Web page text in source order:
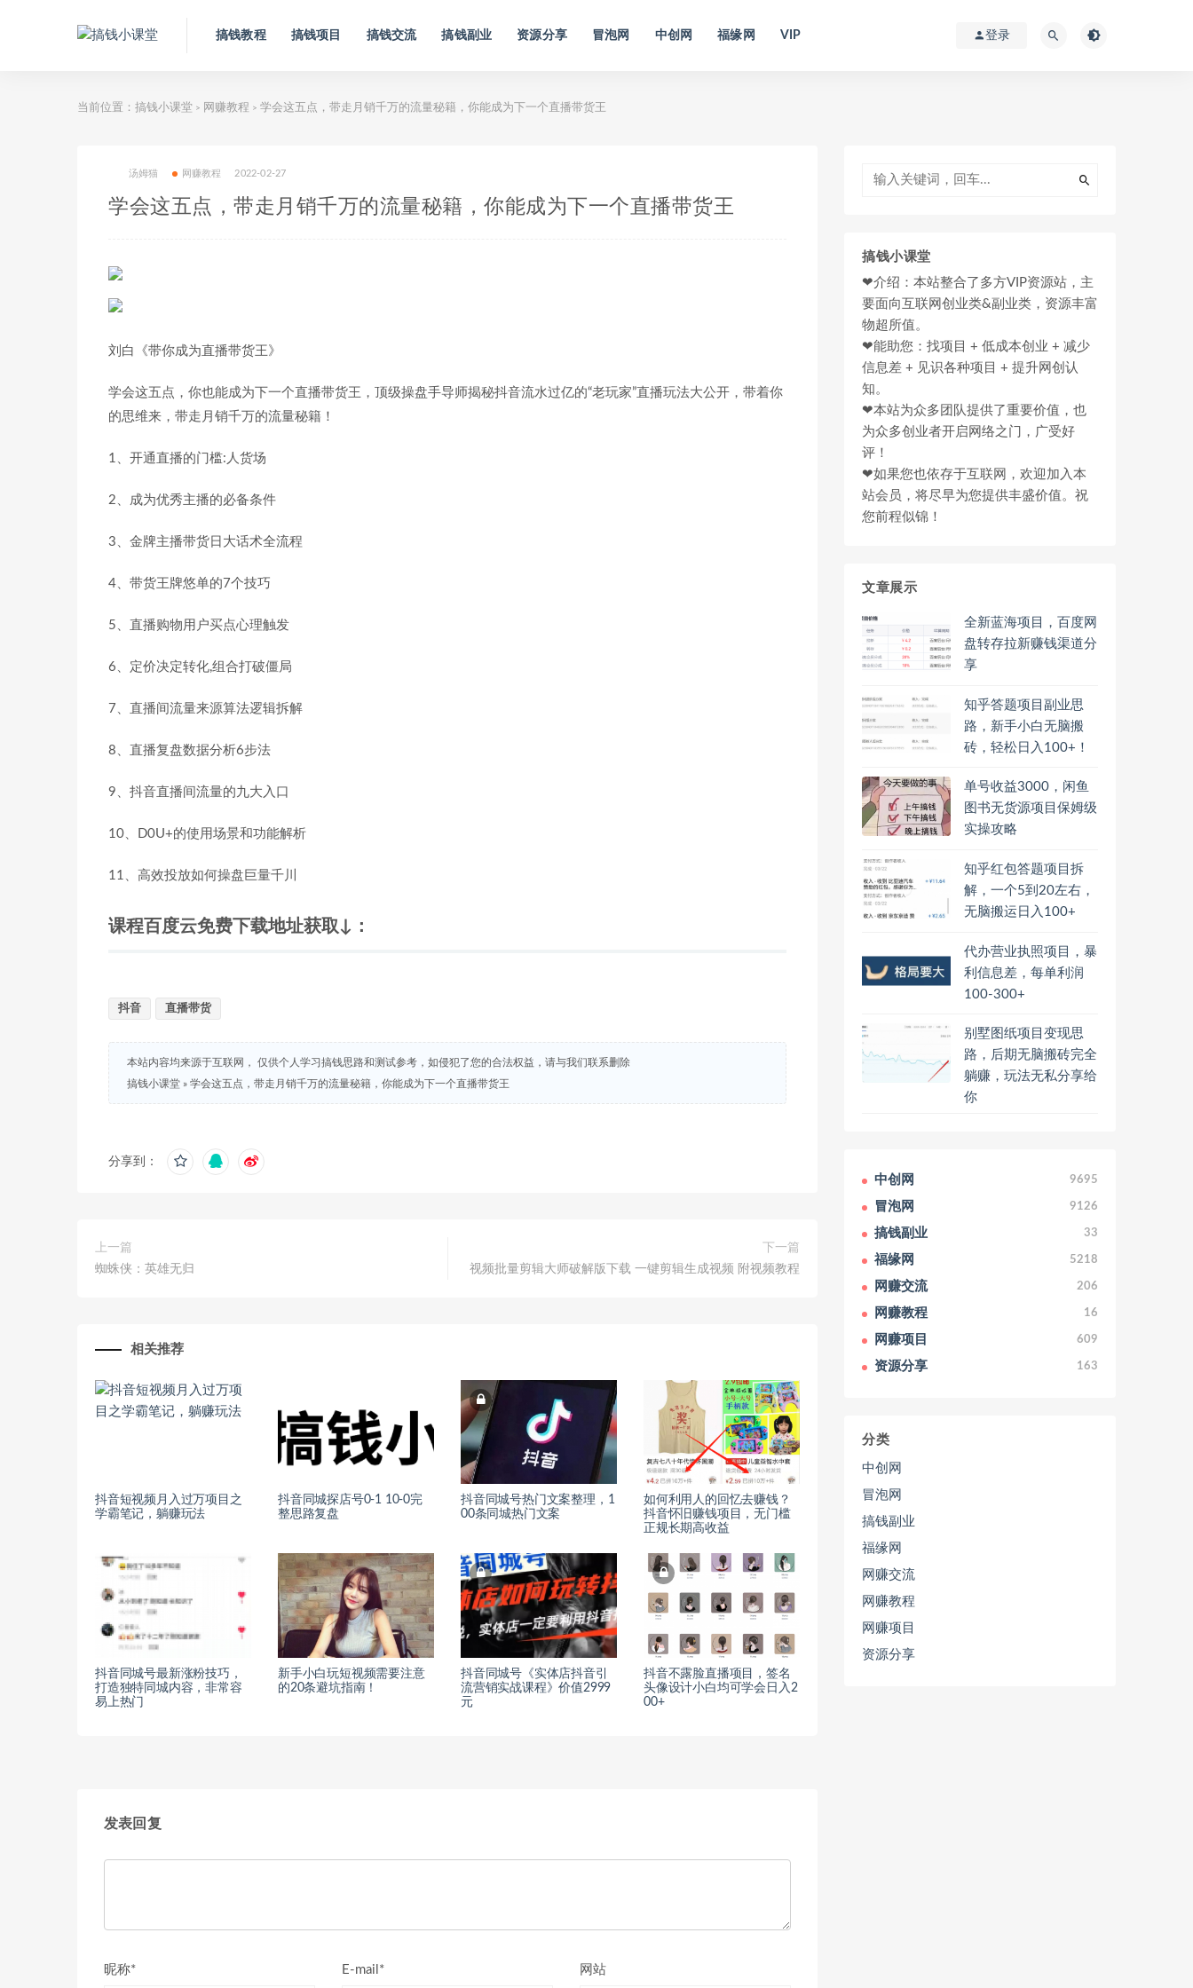
搞钱教程 搞钱项目 搞钱交流 搞钱副业 资源分享 冒泡网 中创网 福缘网 VIP 登录
当前位置： 搞钱小课堂 > 网赚教程 > 学会这五点，带走月销千万的流量秘籍，你能成为下一个直播带货王
汤姆猫 网赚教程 2022-02-27
学会这五点，带走月销千万的流量秘籍，你能成为下一个直播带货王
刘白《带你成为直播带货王》
学会这五点，你也能成为下一个直播带货王，顶级操盘手导师揭秘抖音流水过亿的“老玩家”直播玩法大公开，带着你
的思维来，带走月销千万的流量秘籍！
1、开通直播的门槛:人货场
2、成为优秀主播的必备条件
3、金牌主播带货日大话术全流程
4、带货王牌悠单的7个技巧
5、直播购物用户买点心理触发
6、定价决定转化,组合打破僵局
7、直播间流量来源算法逻辑拆解
8、直播复盘数据分析6步法
9、抖音直播间流量的九大入口
10、D0U+的使用场景和功能解析
11、高效投放如何操盘巨量千川
课程百度云免费下载地址获取↓：
抖音 直播带货
本站内容均来源于互联网， 仅供个人学习搞钱思路和测试参考，如侵犯了您的合法权益，请与我们联系删除
搞钱小课堂 » 学会这五点，带走月销千万的流量秘籍，你能成为下一个直播带货王
分享到：
上一篇
蜘蛛侠：英雄无归
下一篇
视频批量剪辑大师破解版下载 一键剪辑生成视频 附视频教程
相关推荐
抖音短视频月入过万项目之
学霸笔记，躺赚玩法
抖音同城探店号0-1 10-0完
整思路复盘
抖音同城号热门文案整理，1
00条同城热门文案
如何利用人的回忆去赚钱？
抖音怀旧赚钱项目，无门槛
正规长期高收益
抖音同城号最新涨粉技巧，
打造独特同城内容，非常容
易上热门
新手小白玩短视频需要注意
的20条避坑指南！
抖音同城号《实体店抖音引
流营销实战课程》价值2999
元
抖音不露脸直播项目，签名
头像设计小白均可学会日入2
00+
发表回复
昵称* E-mail* 网站
搞钱小课堂
❤介绍：本站整合了多方VIP资源站，主
要面向互联网创业类&副业类，资源丰富
物超所值。
❤能助您：找项目 + 低成本创业 + 减少
信息差 + 见识各种项目 + 提升网创认
知。
❤本站为众多团队提供了重要价值，也
为众多创业者开启网络之门，广受好
评！
❤如果您也依存于互联网，欢迎加入本
站会员，将尽早为您提供丰盛价值。祝
您前程似锦！
文章展示
全新蓝海项目，百度网
盘转存拉新赚钱渠道分
享
知乎答题项目副业思
路，新手小白无脑搬
砖，轻松日入100+！
单号收益3000，闲鱼
图书无货源项目保姆级
实操攻略
知乎红包答题项目拆
解，一个5到20左右，
无脑搬运日入100+
代办营业执照项目，暴
利信息差，每单利润
100-300+
别墅图纸项目变现思
路，后期无脑搬砖完全
躺赚，玩法无私分享给
你
中创网 9695
冒泡网 9126
搞钱副业 33
福缘网 5218
网赚交流 206
网赚教程 16
网赚项目 609
资源分享 163
分类
中创网
冒泡网
搞钱副业
福缘网
网赚交流
网赚教程
网赚项目
资源分享